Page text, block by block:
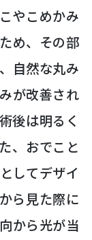
やこめかみ
め、その部
自然な丸み
が改善され
後は明るく
、おでこと
してデザイ
ら見た際に
から光が当